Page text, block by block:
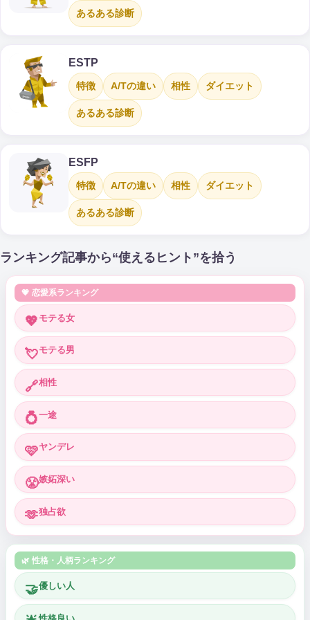
あるある診断
ESTP
特徴 A/Tの違い 相性 ダイエット
あるある診断
ESFP
特徴 A/Tの違い 相性 ダイエット
あるある診断
ランキング記事から“使えるヒント”を拾う
💗 恋愛系ランキング
💖 モテる女
💘モテる男
🔗相性
💍一途
🩷ヤンデレ
😤嫉妬深い
🫶独占欲
🌿 性格・人柄ランキング
🤝優しい人